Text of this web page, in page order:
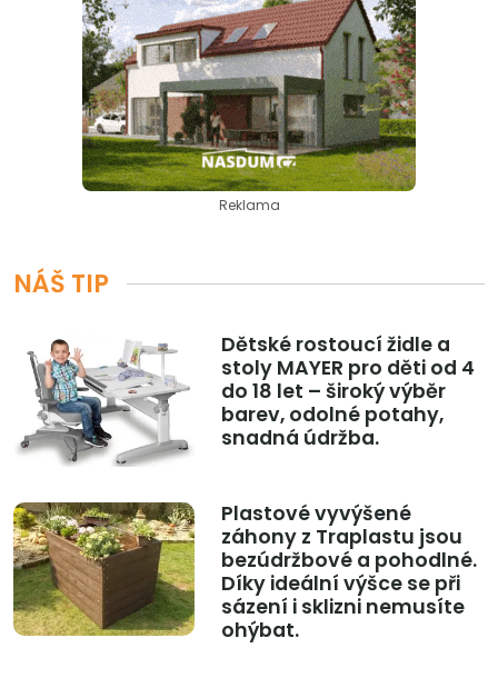
Reklama
NÁŠ TIP
Dětské rostoucí židle a
stoly MAYER pro děti od 4
do 18 let – široký výběr
barev, odolné potahy,
snadná údržba.
Plastové vyvýšené
záhony z Traplastu jsou
bezúdržbové a pohodlné.
Díky ideální výšce se při
sázení i sklizni nemusíte
ohýbat.